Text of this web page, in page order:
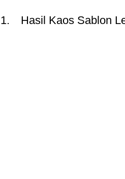
1.	Hasil Kaos Sablon